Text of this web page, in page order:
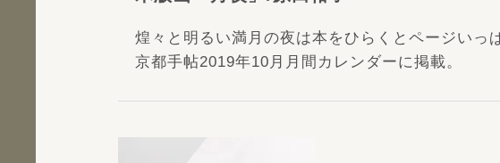
煌々と明るい満月の夜は本をひらくとページいっ
京都手帖2019年10月月間カレンダーに掲載。